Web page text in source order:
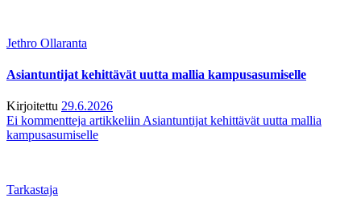
Jethro Ollaranta
Asiantuntijat kehittävät uutta mallia kampusasumiselle
Kirjoitettu 29.6.2026
Ei kommentteja artikkeliin Asiantuntijat kehittävät uutta mallia
kampusasumiselle
Tarkastaja